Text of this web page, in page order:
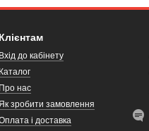
Клієнтам
Вхід до кабінету
Каталог
Про нас
зробити замовлення
і доставка